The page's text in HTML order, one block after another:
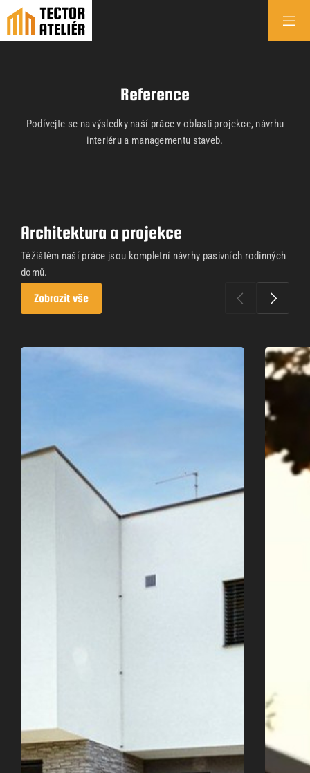
Reference
Podívejte se na výsledky naší práce v oblasti projekce, návrhu
interiéru a managementu staveb.
Architektura a projekce
Těžištěm naší práce jsou kompletní návrhy pasivních rodinných
domů.
Zobrazit vše